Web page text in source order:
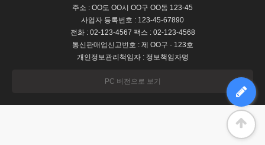
주소 : OO도 OO시 OO구 OO동 123-45
사업자 등록번호 : 123-45-67890
전화 : 02-123-4567 팩스 : 02-123-4568
통신판매업신고번호 : 제 OO구 - 123호
개인정보관리책임자 : 정보책임자명
PC 버전으로 보기